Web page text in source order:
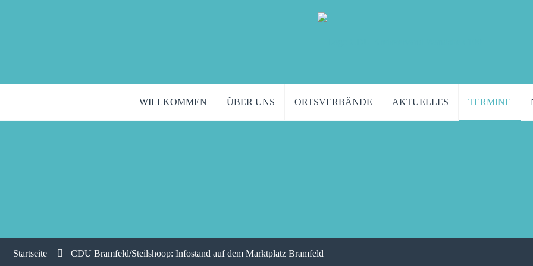
WILLKOMMEN ÜBER UNS ORTSVERBÄNDE AKTUELLES TERMINE
Startseite CDU Bramfeld/Steilshoop: Infostand auf dem Marktplatz Bramfeld